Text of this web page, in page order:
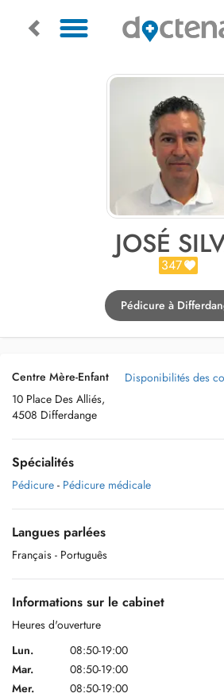
JOSÉ
347
Pédicure à
Centre Mère-Enfant
10 Place Des Alliés,
4508 Differdange
Disponibilités des
Spécialités
Pédicure - Pédicure médicale
Langues parlées
Français - Português
Informations sur le cabinet
Heures d'ouverture
Lun.
08:50-19:00
Mar.
08:50-19:00
Mer.
08:50-19:00